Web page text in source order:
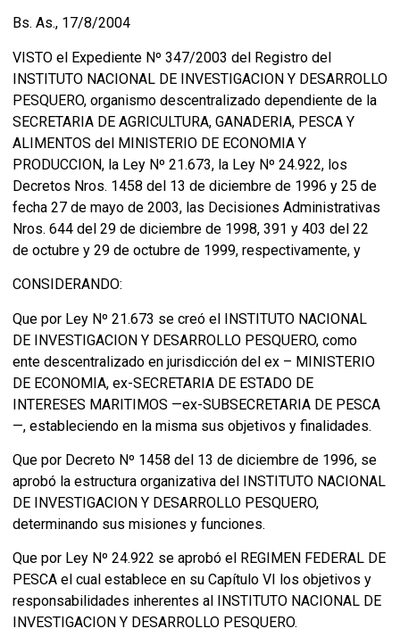
Bs. As., 17/8/2004
VISTO el Expediente Nº 347/2003 del Registro del
INSTITUTO NACIONAL DE INVESTIGACION Y DESARROLLO
PESQUERO, organismo descentralizado dependiente de la
SECRETARIA DE AGRICULTURA, GANADERIA, PESCA Y
ALIMENTOS del MINISTERIO DE ECONOMIA Y
PRODUCCION, la Ley Nº 21.673, la Ley Nº 24.922, los
Decretos Nros. 1458 del 13 de diciembre de 1996 y 25 de
fecha 27 de mayo de 2003, las Decisiones Administrativas
Nros. 644 del 29 de diciembre de 1998, 391 y 403 del 22
de octubre y 29 de octubre de 1999, respectivamente, y
CONSIDERANDO:
Que por Ley Nº 21.673 se creó el INSTITUTO NACIONAL
DE INVESTIGACION Y DESARROLLO PESQUERO, como
ente descentralizado en jurisdicción del ex – MINISTERIO
DE ECONOMIA, ex-SECRETARIA DE ESTADO DE
INTERESES MARITIMOS —ex-SUBSECRETARIA DE PESCA
—, estableciendo en la misma sus objetivos y finalidades.
Que por Decreto Nº 1458 del 13 de diciembre de 1996, se
aprobó la estructura organizativa del INSTITUTO NACIONAL
DE INVESTIGACION Y DESARROLLO PESQUERO,
determinando sus misiones y funciones.
Que por Ley Nº 24.922 se aprobó el REGIMEN FEDERAL DE
PESCA el cual establece en su Capítulo VI los objetivos y
responsabilidades inherentes al INSTITUTO NACIONAL DE
INVESTIGACION Y DESARROLLO PESQUERO.